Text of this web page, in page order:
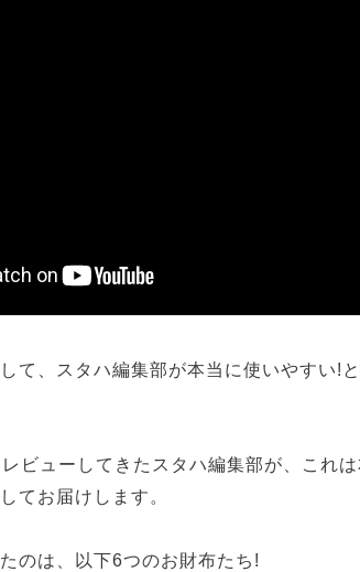
て、スタハ編集部が本当に使いやすい!
レビューしてきたスタハ編集部が、これ
てお届けします。
のは、以下6つのお財布たち!